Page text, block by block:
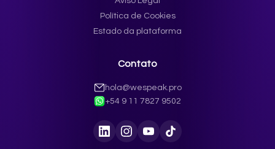
Política de Cookies
Estado da plataforma
Contato
hola@wespeak.pro
+54 9 11 7827 9502